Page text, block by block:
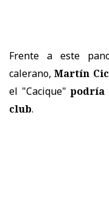
Frente a este
calerano,Martín
el "Cacique" podría
club.